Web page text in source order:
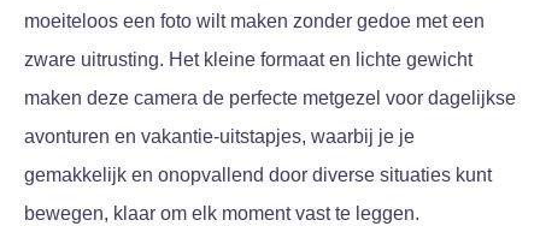
moeiteloos een foto wilt maken zonder gedoe met een
zware uitrusting. Het kleine formaat en lichte gewicht
maken deze camera de perfecte metgezel voor dagelijkse
avonturen en vakantie-uitstapjes, waarbij je je
gemakkelijk en onopvallend door diverse situaties kunt
bewegen, klaar om elk moment vast te leggen.